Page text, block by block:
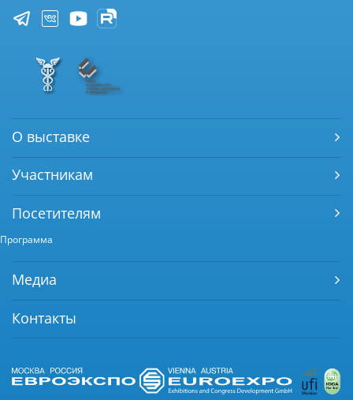
О выставке
Участникам
Посетителям
Программа
Медиа
Контакты